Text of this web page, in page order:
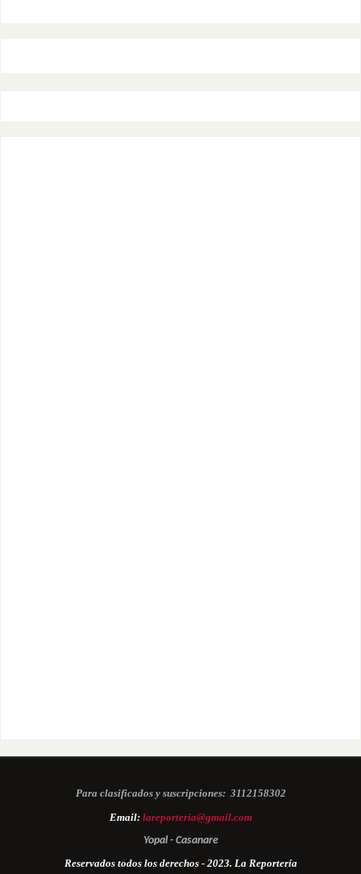
Para clasificados y suscripciones: 3112158302
Email: lareporteria@gmail.com
Yopal - Casanare
Reservados todos los derechos - 2023. La Reportería